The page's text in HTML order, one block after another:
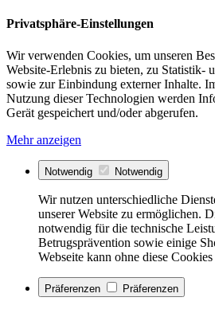
Privatsphäre-Einstellungen
Wir verwenden Cookies, um unseren
Website-Erlebnis zu bieten, zu Statistik-
sowie zur Einbindung externer Inhalte.
Nutzung dieser Technologien werden
Gerät gespeichert und/oder abgerufen.
Mehr anzeigen
Notwendig Notwendig
Wir nutzen unterschiedliche
unserer Website zu ermöglichen.
notwendig für die technische
Betrugsprävention sowie einige
Webseite kann ohne diese
Präferenzen Präferenzen